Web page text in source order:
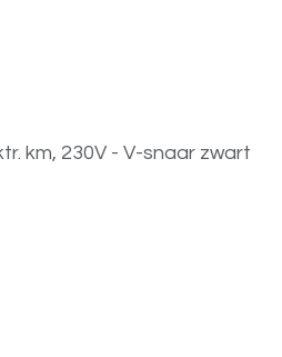
km, 230V - V-snaar zwart